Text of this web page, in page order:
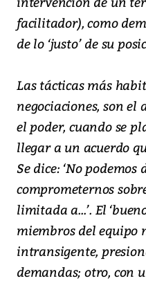
facilitador), como
de lo ‘justo’ de su
Las tácticas más
negociaciones, son
el poder, cuando se
llegar a un acuerdo
Se dice: ‘No
comprometernos
limitada a...’. El
miembros del equipo
intransigente,
demandas; otro, con